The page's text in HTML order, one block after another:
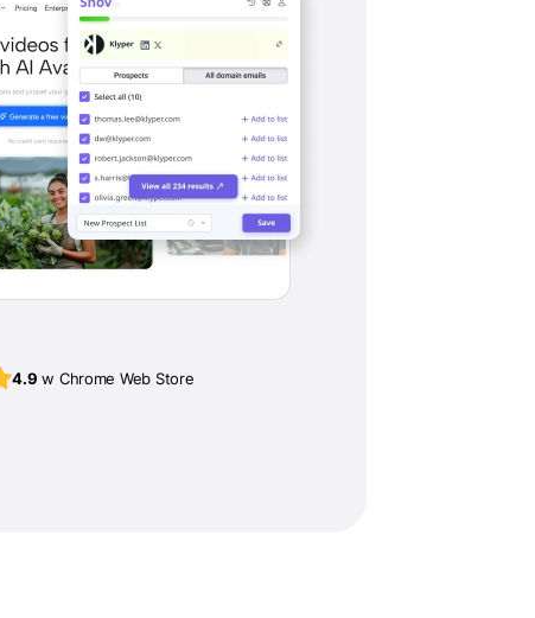
4.9 w Chrome Web Store